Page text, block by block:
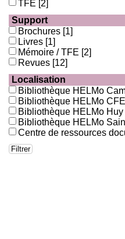
TFE [2]
Support
Brochures [1]
Livres [1]
Mémoire / TFE [2]
Revues [12]
Localisation
Bibliothèque HELMo
Bibliothèque HELMo
Bibliothèque HELMo Huy
Bibliothèque HELMo
Centre de ressources